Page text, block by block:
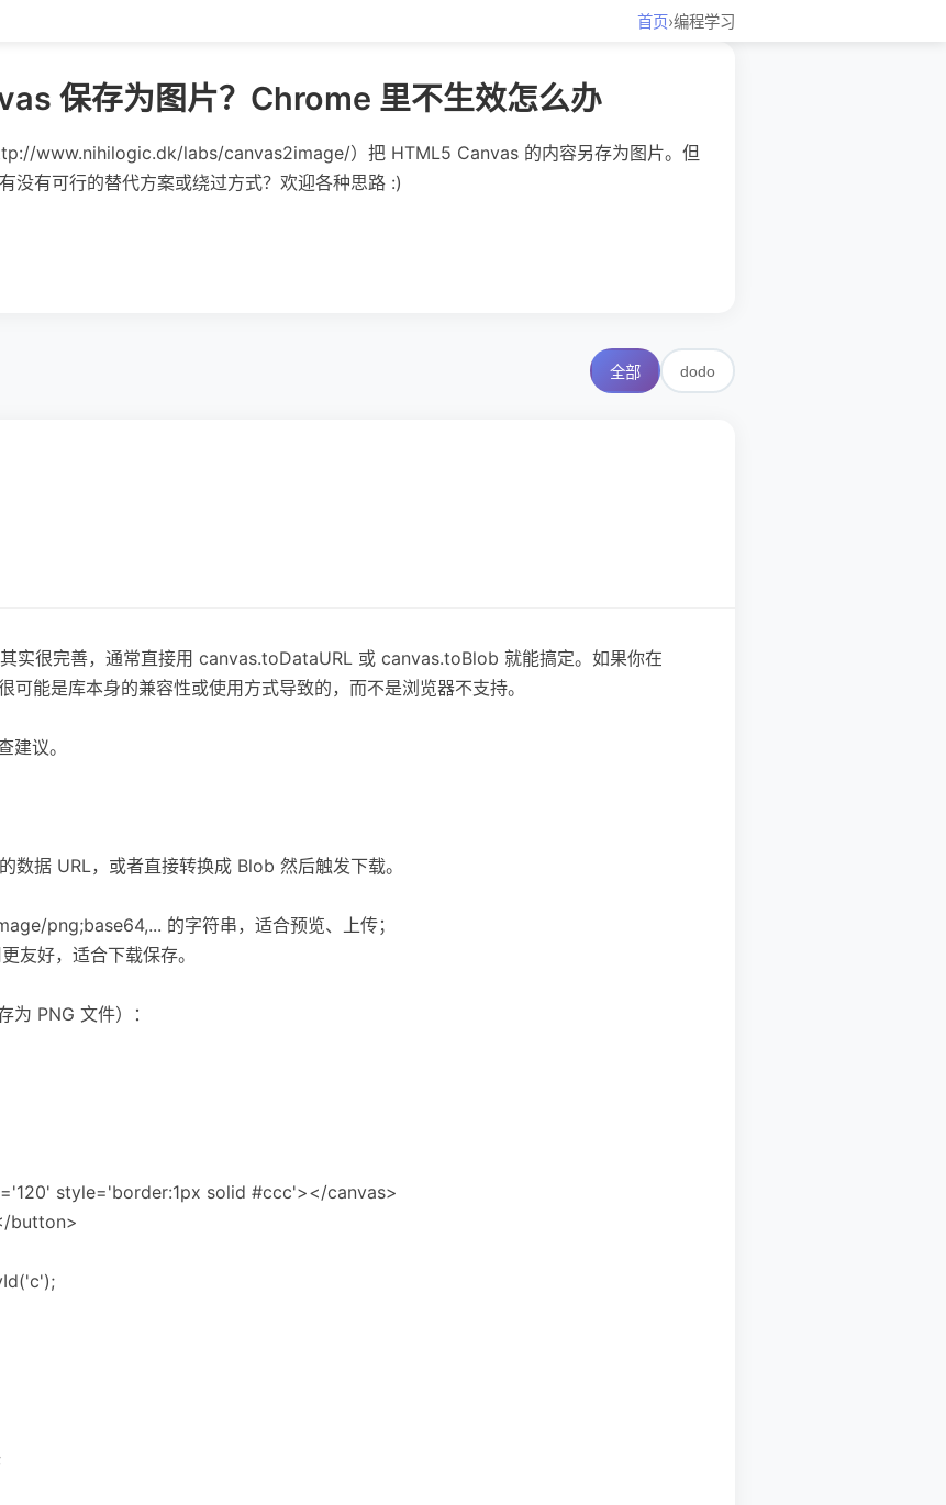
首页›编程学习
保存为图片？Chrome 里不生效怎么办
www.nihilogic.dk/labs/canvas2image/）把 HTML5 Canvas 的内容另存为图片。但
没有可行的替代方案或绕过方式？欢迎各种思路 :)
全部 dodo
实很完善，通常直接用 canvas.toDataURL 或 canvas.toBlob 就能搞定。如果你在
能是库本身的兼容性或使用方式导致的，而不是浏览器不支持。
建议。
数据 URL，或者直接转换成 Blob 然后触发下载。
png;base64,... 的字符串，适合预览、上传；
友好，适合下载保存。
为 PNG 文件）：
style='border:1px solid #ccc'></canvas>
button>